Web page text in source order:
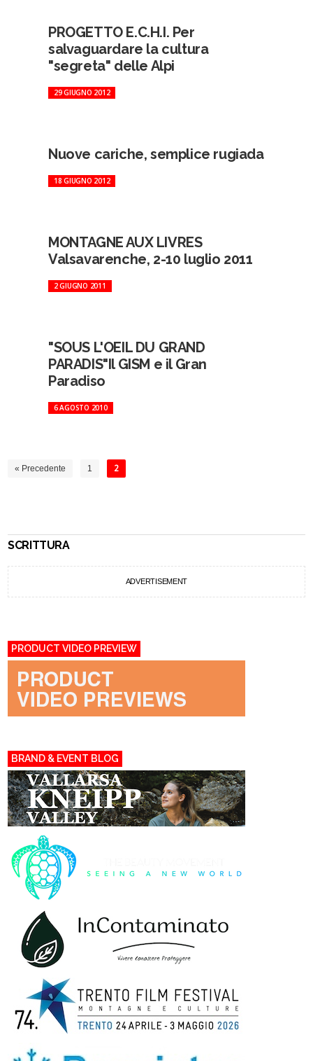
PROGETTO E.C.H.I. Per
salvaguardare la cultura
"segreta" delle Alpi
29 GIUGNO 2012
Nuove cariche, semplice rugiada
18 GIUGNO 2012
MONTAGNE AUX LIVRES
Valsavarenche, 2-10 luglio 2011
2 GIUGNO 2011
"SOUS L'OEIL DU GRAND
PARADIS"Il GISM e il Gran
Paradiso
6 AGOSTO 2010
« Precedente 1 2
SCRITTURA
ADVERTISEMENT
PRODUCT VIDEO PREVIEW
BRAND & EVENT BLOG